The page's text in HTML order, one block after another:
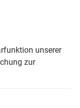
unserer
zur